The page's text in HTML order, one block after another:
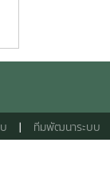
| ทีมพัฒนาระบบ